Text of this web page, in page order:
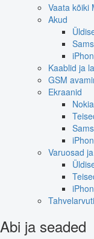
Vaata kõiki
Akud
Kaablid ja
GSM
Ekraanid
Nokia
Varuosad
Abi ja seaded